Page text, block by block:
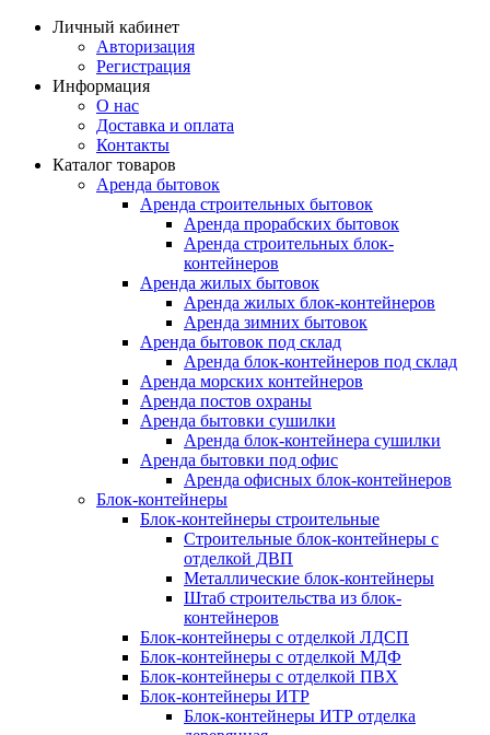
Личный кабинет
Авторизация
Регистрация
Информация
О нас
Доставка и оплата
Контакты
Каталог товаров
Аренда бытовок
Аренда строительных бытовок
Аренда прорабских бытовок
Аренда строительных блок-
контейнеров
Аренда жилых бытовок
Аренда жилых блок-контейнеров
Аренда зимних бытовок
Аренда бытовок под склад
Аренда блок-контейнеров под склад
Аренда морских контейнеров
Аренда постов охраны
Аренда бытовки сушилки
Аренда блок-контейнера сушилки
Аренда бытовки под офис
Аренда офисных блок-контейнеров
Блок-контейнеры
Блок-контейнеры строительные
Строительные блок-контейнеры с
отделкой ДВП
Металлические блок-контейнеры
Штаб строительства из блок-
контейнеров
Блок-контейнеры с отделкой ЛДСП
Блок-контейнеры с отделкой МДФ
Блок-контейнеры с отделкой ПВХ
Блок-контейнеры ИТР
Блок-контейнеры ИТР отделка